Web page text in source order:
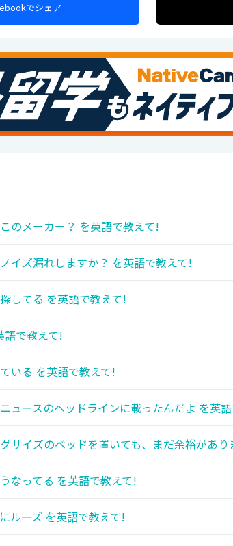
でシェア
のメーカー？ を英語で教えて!
イズ漏れしますか？ を英語で教えて!
してる を英語で教えて!
語で教えて!
いる を英語で教えて!
ュースのヘッドラインに載ったんだよ を英
サイズのベッドを置いても、まだ余裕があ
なってる を英語で教えて!
ルーズ を英語で教えて!